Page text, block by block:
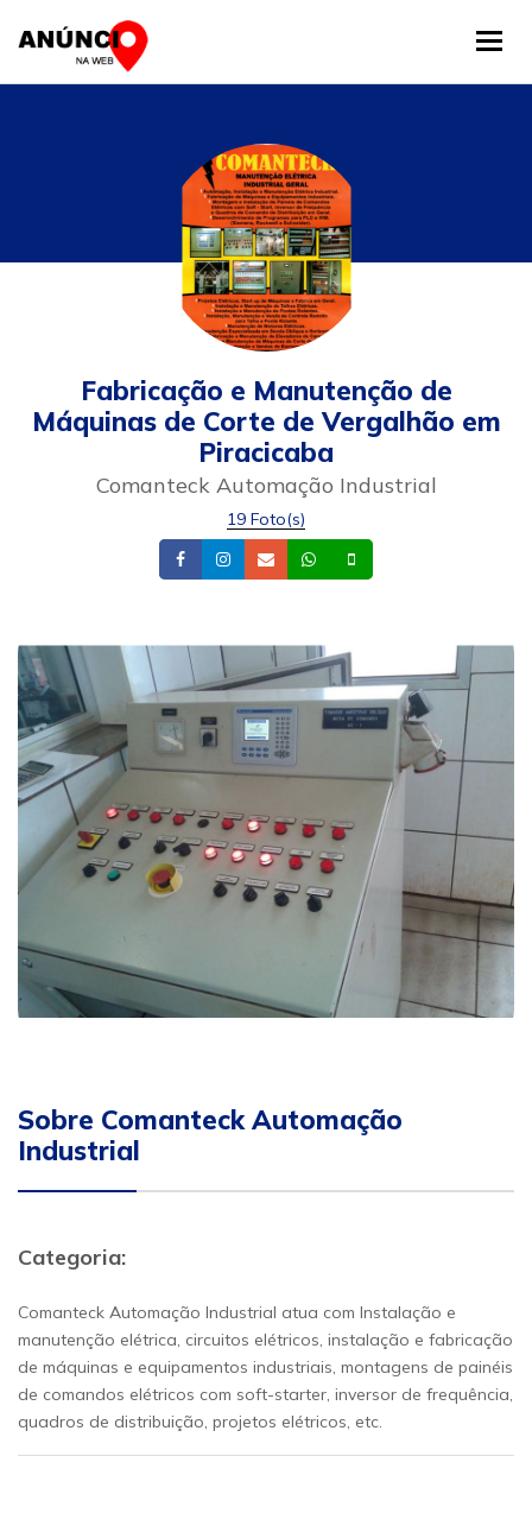
Fabricação e Manutenção de
Máquinas de Corte de Vergalhão em
Piracicaba
Comanteck Automação Industrial
19 Foto(s)
FacebookInstagram
Email Whatsapp
Sobre Comanteck Automação
Industrial
Categoria:
Comanteck Automação Industrial atua com Instalação e
manutenção elétrica, circuitos elétricos, instalação e fabricação
de máquinas e equipamentos industriais, montagens de painéis
de comandos elétricos com soft-starter, inversor de frequência,
quadros de distribuição, projetos elétricos, etc.